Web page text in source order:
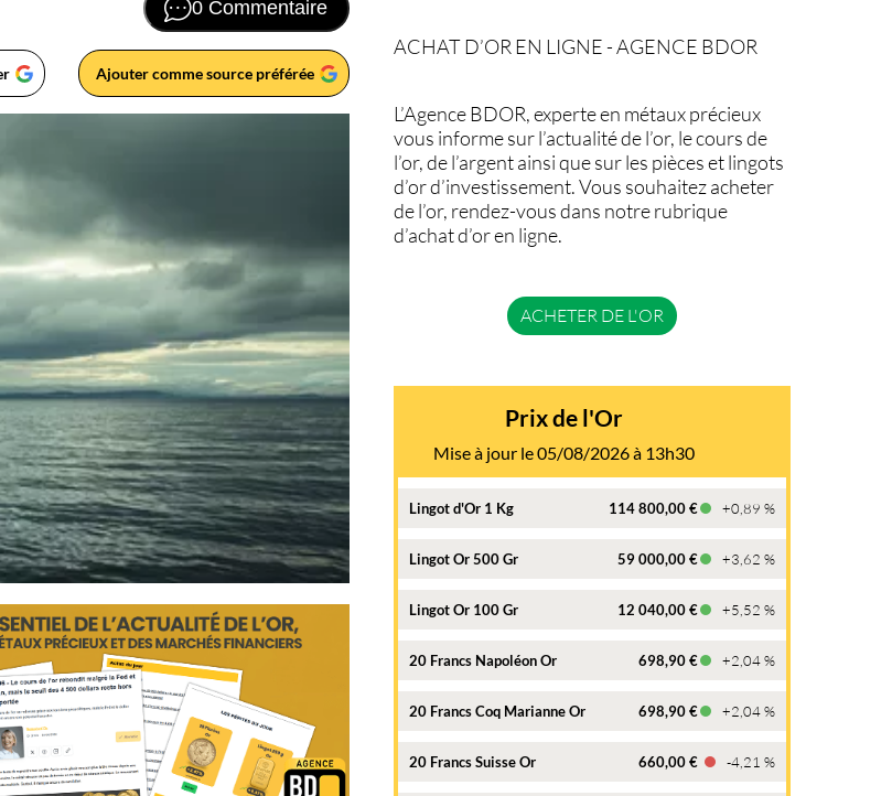
0 Commentaire
Ajouter comme source préférée
ACHAT D’OR EN LIGNE - AGENCE BDOR
L’Agence BDOR, experte en métaux précieux
vous informe sur l’actualité de l’or, le cours de
l’or, de l’argent ainsi que sur les pièces et lingots
d’or d’investissement. Vous souhaitez acheter
de l’or, rendez-vous dans notre rubrique
d’achat d’or en ligne.
ACHETER DE L'OR
Prix de l'Or
Mise à jour le 05/08/2026 à 13h30
Lingot d'Or 1 Kg 114 800,00 € +0,89 %
Lingot Or 500 Gr 59 000,00 € +3,62 %
Lingot Or 100 Gr 12 040,00 € +5,52 %
20 Francs Napoléon Or 698,90 € +2,04 %
20 Francs Coq Marianne Or 698,90 € +2,04 %
20 Francs Suisse Or 660,00 € -4,21 %